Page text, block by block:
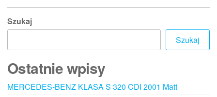
Szukaj
Szukaj
Ostatnie wpisy
MERCEDES-BENZ KLASA S 320 CDI 2001 Matt